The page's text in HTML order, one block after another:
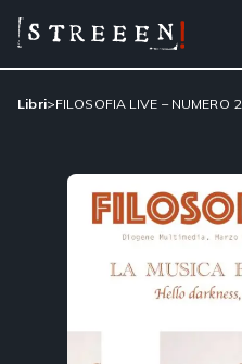
Libri>FILOSOFIA LIVE – NUMERO 2